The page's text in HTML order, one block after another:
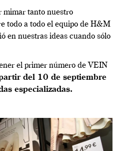
mimar tanto nuestro
todo a todo el equipo de H&M
en nuestras ideas cuando sólo
el primer número de VEIN
del 10 de septiembre
especializadas.